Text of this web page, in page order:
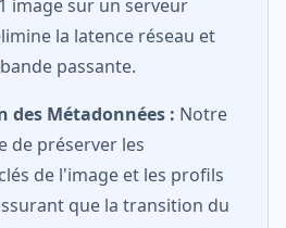
image sur un serveur
la latence réseau et
passante.
des Métadonnées : Notre
de préserver les
de l'image et les profils
que la transition du